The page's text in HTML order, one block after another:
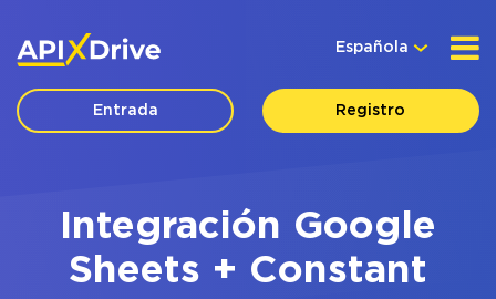
Española
Entrada Registro
Integración Google
Sheets + Constant